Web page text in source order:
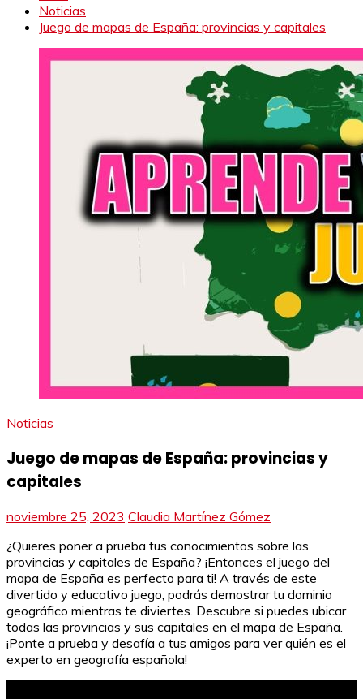
Noticias
Juego de mapas de España: provincias y capitales
Noticias
Juego de mapas de España: provincias y
capitales
noviembre 25, 2023 Claudia Martínez Gómez
¿Quieres poner a prueba tus conocimientos sobre las
provincias y capitales de España? ¡Entonces el juego del
mapa de España es perfecto para ti! A través de este
divertido y educativo juego, podrás demostrar tu dominio
geográfico mientras te diviertes. Descubre si puedes ubicar
todas las provincias y sus capitales en el mapa de España.
¡Ponte a prueba y desafía a tus amigos para ver quién es el
experto en geografía española!